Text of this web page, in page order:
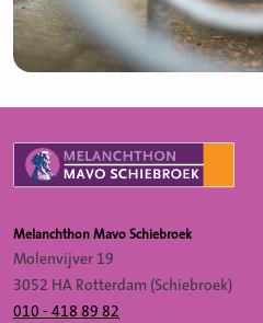
Melanchthon Mavo Schiebroek
Molenvijver 19
3052 HA Rotterdam (Schiebroek)
010 - 418 89 82